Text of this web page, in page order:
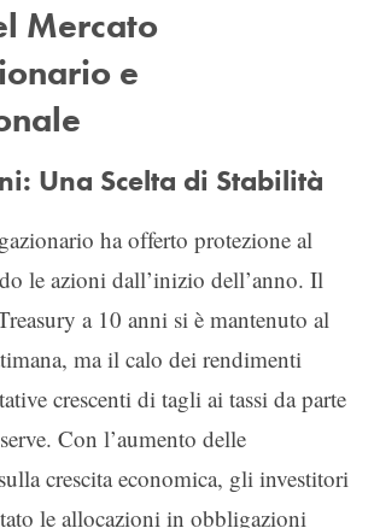
Mercato
e
Una Scelta di Stabilità
ha offerto protezione al
le azioni dall’inizio dell’anno. Il
a 10 anni si è mantenuto al
ma il calo dei rendimenti
crescenti di tagli ai tassi da parte
Con l’aumento delle
crescita economica, gli investitori
le allocazioni in obbligazioni